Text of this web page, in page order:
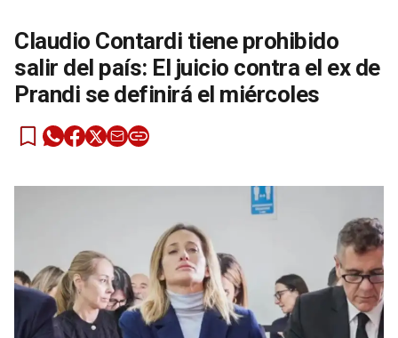
Claudio Contardi tiene prohibido
salir del país: El juicio contra el ex de
Prandi se definirá el miércoles